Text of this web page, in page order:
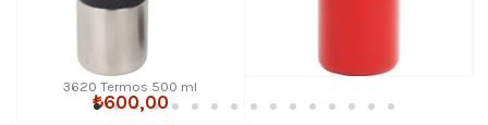
3620 Termos 500 ml
₺600,00